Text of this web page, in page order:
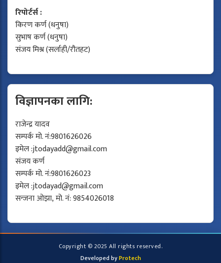
रिपोर्टर्स :
किरण कर्ण (धनुषा)
सुभाष कर्ण (धनुषा)
संजय मिश्र (सर्लाही/रौतहट)
विज्ञापनका लागि:
राजेन्द्र यादव
सम्पर्क मो. नं:9801626026
इमेल :jtodayadd@gmail.com
संजय कर्ण
सम्पर्क मो. नं:9801626023
इमेल :jtodayad@gmail.com
सन्जना ओझा, मो. नं: 9854026018
Copyright © 2025 All rights reserved.
Developed byProtech